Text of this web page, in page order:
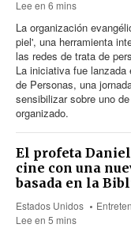
Lee en 6 mins
La organización
piel', una herramienta
las redes de trata de
La iniciativa fue
de Personas, una
sensibilizar sobre uno
organizado.
El profeta
cine con una
basada en la
Estados Unidos
Lee en 5 mins